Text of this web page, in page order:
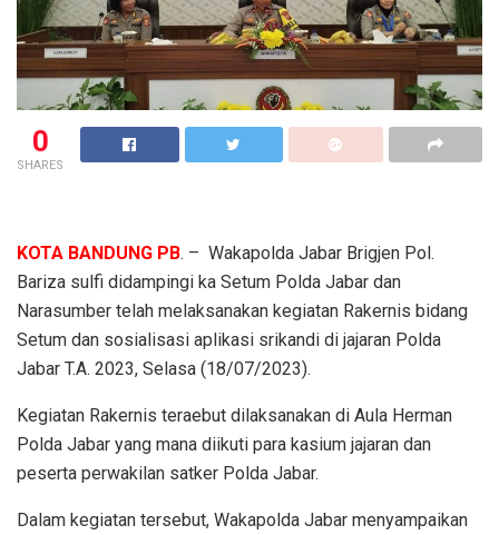
0
SHARES
KOTA BANDUNG PB. – Wakapolda Jabar Brigjen Pol.
Bariza sulfi didampingi ka Setum Polda Jabar dan
Narasumber telah melaksanakan kegiatan Rakernis bidang
Setum dan sosialisasi aplikasi srikandi di jajaran Polda
Jabar T.A. 2023, Selasa (18/07/2023).
Kegiatan Rakernis teraebut dilaksanakan di Aula Herman
Polda Jabar yang mana diikuti para kasium jajaran dan
peserta perwakilan satker Polda Jabar.
Dalam kegiatan tersebut, Wakapolda Jabar menyampaikan